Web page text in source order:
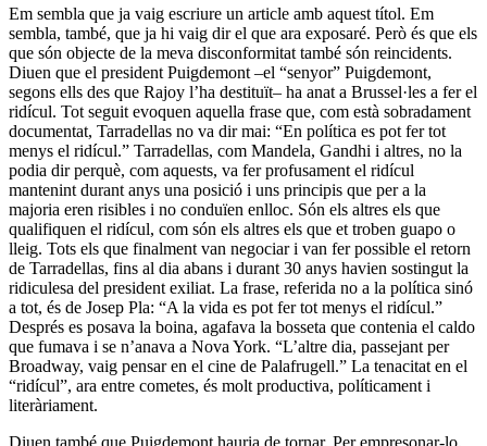
Em sembla que ja vaig escriure un article amb aquest títol. Em
sembla, també, que ja hi vaig dir el que ara exposaré. Però és que els
que són objecte de la meva disconformitat també són reincidents.
Diuen que el president Puigdemont –el “senyor” Puigdemont,
segons ells des que Rajoy l’ha destituït– ha anat a Brussel·les a fer el
ridícul. Tot seguit evoquen aquella frase que, com està sobradament
documentat, Tarradellas no va dir mai: “En política es pot fer tot
menys el ridícul.” Tarradellas, com Mandela, Gandhi i altres, no la
podia dir perquè, com aquests, va fer profusament el ridícul
mantenint durant anys una posició i uns principis que per a la
majoria eren risibles i no conduïen enlloc. Són els altres els que
qualifiquen el ridícul, com són els altres els que et troben guapo o
lleig. Tots els que finalment van negociar i van fer possible el retorn
de Tarradellas, fins al dia abans i durant 30 anys havien sostingut la
ridiculesa del president exiliat. La frase, referida no a la política sinó
a tot, és de Josep Pla: “A la vida es pot fer tot menys el ridícul.”
Després es posava la boina, agafava la bosseta que contenia el caldo
que fumava i se n’anava a Nova York. “L’altre dia, passejant per
Broadway, vaig pensar en el cine de Palafrugell.” La tenacitat en el
“ridícul”, ara entre cometes, és molt productiva, políticament i
literàriament.
Diuen també que Puigdemont hauria de tornar. Per empresonar-lo,